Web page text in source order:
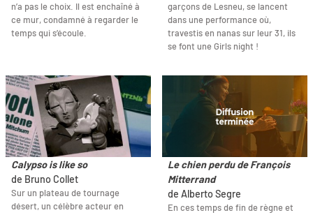
n’a pas le choix. Il est enchaîné à
ce mur, condamné à regarder le
temps qui s’écoule.
garçons de Lesneu, se lancent
dans une performance où,
travestis en nanas sur leur 31, ils
se font une Girls night !
Calypso is like so
de Bruno Collet
Sur un plateau de tournage
désert, un célèbre acteur en
Le chien perdu de François
Mitterrand
de Alberto Segre
En ces temps de fin de règne et